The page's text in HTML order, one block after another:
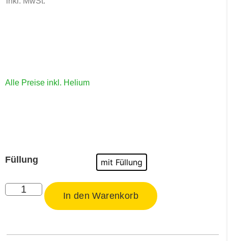
Alle Preise inkl. Helium
Füllung mit Füllung
In den Warenkorb